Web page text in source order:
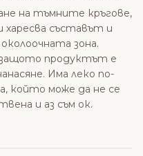
на тъмните кръгове,
харесва съставът и
зона.
защото продуктът е
Има леко по-
който може да не се
и аз съм ок.